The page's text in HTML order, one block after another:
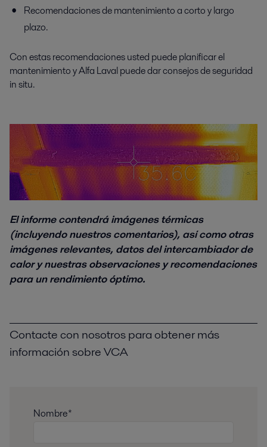
Recomendaciones de mantenimiento a corto y largo
plazo.
Con estas recomendaciones usted puede planificar el
mantenimiento y Alfa Laval puede dar consejos de seguridad
in situ.
El informe contendrá imágenes térmicas
(incluyendo nuestros comentarios), así como otras
imágenes relevantes, datos del intercambiador de
calor y nuestras observaciones y recomendaciones
para un rendimiento óptimo.
Contacte con nosotros para obtener más
información sobre VCA
Nombre*